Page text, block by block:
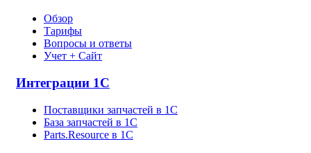
Обзор
Тарифы
Вопросы и ответы
Учет + Сайт
Интеграции 1С
Поставщики запчастей в 1C
База запчастей в 1С
Parts.Resource в 1C